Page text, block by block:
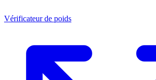
Vérificateur de poids